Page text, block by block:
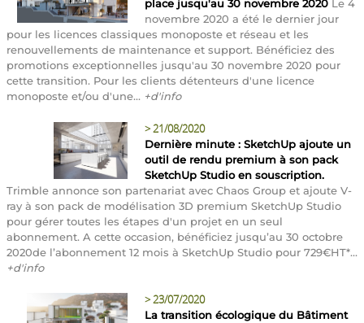
place jusqu'au 30 novembre 2020 Le 4
novembre 2020 a été le dernier jour
pour les licences classiques monoposte et réseau et les
renouvellements de maintenance et support. Bénéficiez des
promotions exceptionnelles jusqu'au 30 novembre 2020 pour
cette transition. Pour les clients détenteurs d'une licence
monoposte et/ou d'une... +d'info
>21/08/2020
Dernière minute : SketchUp ajoute un
outil de rendu premium à son pack
SketchUp Studio en souscription.
Trimble annonce son partenariat avec Chaos Group et ajoute V-
ray à son pack de modélisation 3D premium SketchUp Studio
pour gérer toutes les étapes d'un projet en un seul
abonnement. A cette occasion, bénéficiez jusqu’au 30 octobre
2020de l’abonnement 12 mois à SketchUp Studio pour 729€HT*...
+d'info
>23/07/2020
La transition écologique du Bâtiment